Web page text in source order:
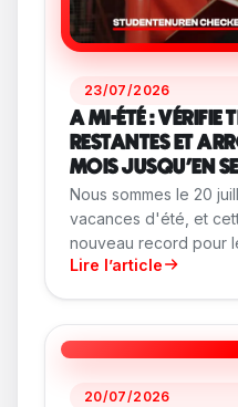
23/07/2026
A MI-ÉTÉ : VÉRIFIE
RESTANTES ET
MOIS JUSQU'EN
Nous sommes le 20
vacances d'été, et
nouveau record pour
Lire l’article
20/07/2026